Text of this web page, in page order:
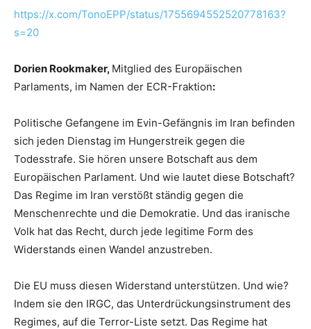
https://x.com/TonoEPP/status/1755694552520778163?
s=20
Dorien Rookmaker, Mitglied des Europäischen
Parlaments, im Namen der ECR-Fraktion:
Politische Gefangene im Evin-Gefängnis im Iran befinden
sich jeden Dienstag im Hungerstreik gegen die
Todesstrafe. Sie hören unsere Botschaft aus dem
Europäischen Parlament. Und wie lautet diese Botschaft?
Das Regime im Iran verstößt ständig gegen die
Menschenrechte und die Demokratie. Und das iranische
Volk hat das Recht, durch jede legitime Form des
Widerstands einen Wandel anzustreben.
Die EU muss diesen Widerstand unterstützen. Und wie?
Indem sie den IRGC, das Unterdrückungsinstrument des
Regimes, auf die Terror-Liste setzt. Das Regime hat